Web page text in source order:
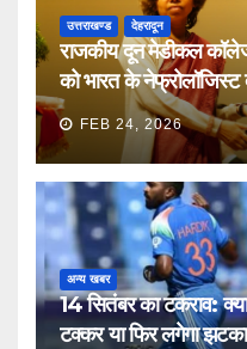
उत्तराखण्ड देहरादून
राजकीय दून मेडीकल
को भारत के नेफ्रोलॉजिस्ट
FEB 24, 2026
अन्य खबर
14 सितंबर का टकराव:
टक्कर या फिर लगेगा